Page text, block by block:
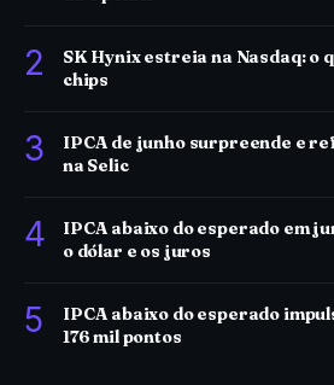
2
SK Hynix estreia na Nasdaq: o
chips
3
IPCA de junho surpreende e
na Selic
4
IPCA abaixo do esperado em
o dólar e os juros
5
IPCA abaixo do esperado
176 mil pontos